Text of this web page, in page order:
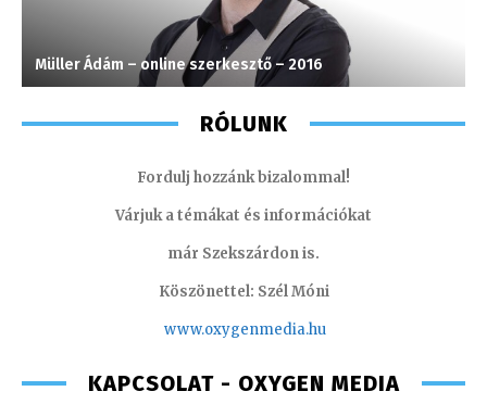
Müller Ádám – online szerkesztő – 2016
RÓLUNK
Fordulj hozzánk bizalommal!
Várjuk a témákat és információkat
már Szekszárdon is.
Köszönettel: Szél Móni
www.oxygenmedia.hu
KAPCSOLAT - OXYGEN MEDIA